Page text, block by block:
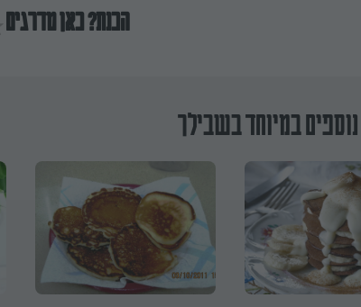
הכנת? כאן מדרגים
במיוחד בשבילך